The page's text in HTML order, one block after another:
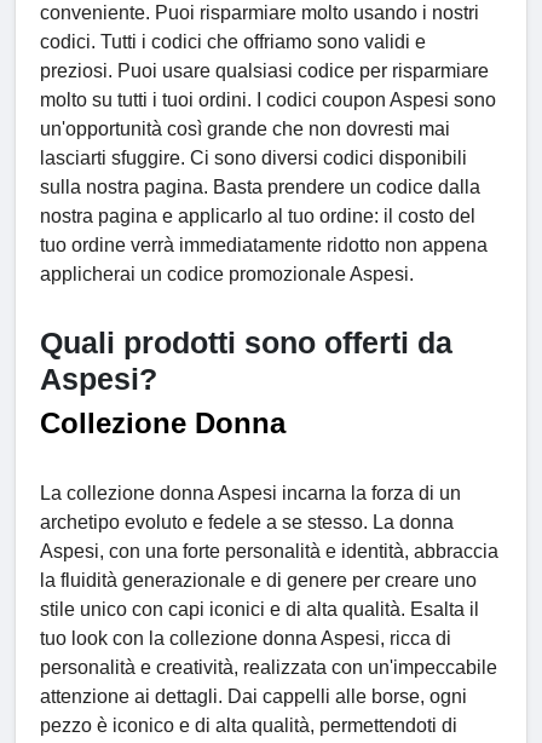
conveniente. Puoi risparmiare molto usando i nostri
codici. Tutti i codici che offriamo sono validi e
preziosi. Puoi usare qualsiasi codice per risparmiare
molto su tutti i tuoi ordini. I codici coupon Aspesi sono
un'opportunità così grande che non dovresti mai
lasciarti sfuggire. Ci sono diversi codici disponibili
sulla nostra pagina. Basta prendere un codice dalla
nostra pagina e applicarlo al tuo ordine: il costo del
tuo ordine verrà immediatamente ridotto non appena
applicherai un codice promozionale Aspesi.
Quali prodotti sono offerti da
Aspesi?
Collezione Donna
La collezione donna Aspesi incarna la forza di un
archetipo evoluto e fedele a se stesso. La donna
Aspesi, con una forte personalità e identità, abbraccia
la fluidità generazionale e di genere per creare uno
stile unico con capi iconici e di alta qualità. Esalta il
tuo look con la collezione donna Aspesi, ricca di
personalità e creatività, realizzata con un'impeccabile
attenzione ai dettagli. Dai cappelli alle borse, ogni
pezzo è iconico e di alta qualità, permettendoti di